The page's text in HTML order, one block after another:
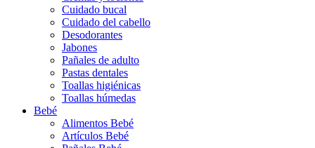
Cuidado bucal
Cuidado del cabello
Desodorantes
Jabones
Pañales de adulto
Pastas dentales
Toallas higiénicas
Toallas húmedas
Bebé
Alimentos Bebé
Artículos Bebé